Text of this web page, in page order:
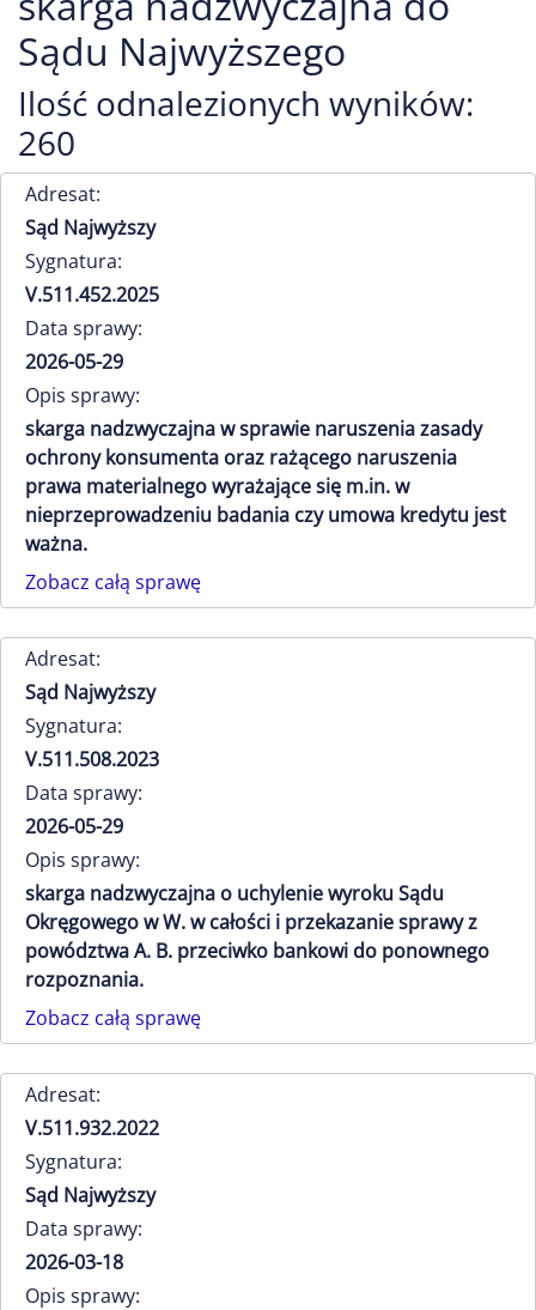
Sądu Najwyższego
Ilość odnalezionych wyników:
260
Adresat:
Sąd Najwyższy
Sygnatura:
V.511.452.2025
Data sprawy:
2026-05-29
Opis sprawy:
skarga nadzwyczajna w sprawie naruszenia zasady
ochrony konsumenta oraz rażącego naruszenia
prawa materialnego wyrażające się m.in. w
nieprzeprowadzeniu badania czy umowa kredytu jest
ważna.
Zobacz całą sprawę
Adresat:
Sąd Najwyższy
Sygnatura:
V.511.508.2023
Data sprawy:
2026-05-29
Opis sprawy:
skarga nadzwyczajna o uchylenie wyroku Sądu
Okręgowego w W. w całości i przekazanie sprawy z
powództwa A. B. przeciwko bankowi do ponownego
rozpoznania.
Zobacz całą sprawę
Adresat:
V.511.932.2022
Sygnatura:
Sąd Najwyższy
Data sprawy:
2026-03-18
Opis sprawy: